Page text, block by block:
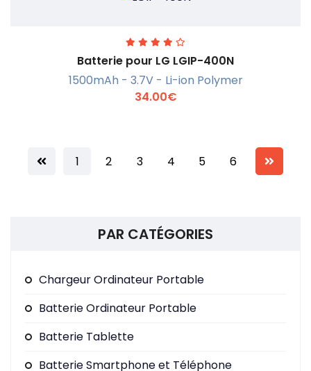
Batterie pour LG LGIP-400N
1500mAh - 3.7V - Li-ion Polymer
34.00€
1 2 3 4 5 6
PAR CATÉGORIES
Chargeur Ordinateur Portable
Batterie Ordinateur Portable
Batterie Tablette
Batterie Smartphone et Téléphone